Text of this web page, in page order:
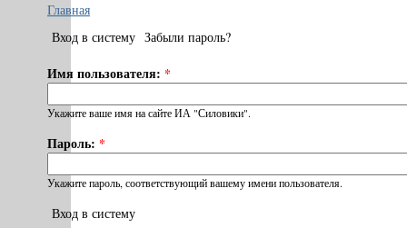
Главная
Вход в систему Забыли пароль?
Имя пользователя: *
Укажите ваше имя на сайте ИА "Силовики".
Пароль: *
Укажите пароль, соответствующий вашему имени пользователя.
Вход в систему